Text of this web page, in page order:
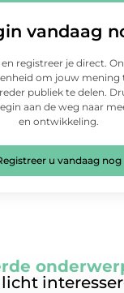
vandaag
registreer je direct.
om jouw mening
publiek te delen.
aan de weg naar
en ontwikkeling.
u vandaag nog